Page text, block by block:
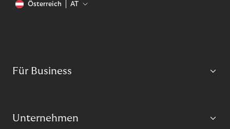
Österreich AT
Für Business
Unternehmen